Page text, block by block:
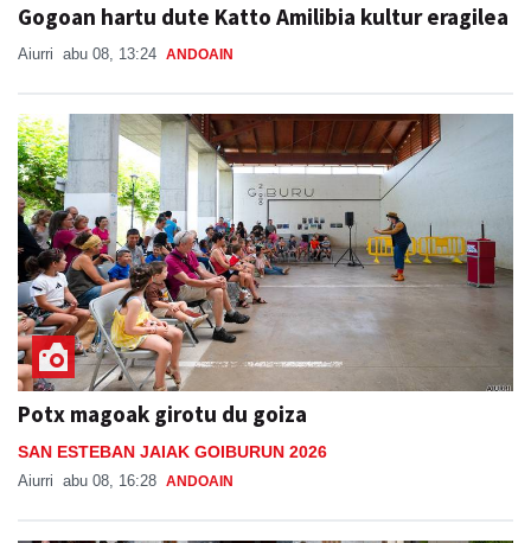
Gogoan hartu dute Katto Amilibia kultur eragilea
Aiurri abu 08, 13:24 ANDOAIN
Potx magoak girotu du goiza
SAN ESTEBAN JAIAK GOIBURUN 2026
Aiurri abu 08, 16:28 ANDOAIN